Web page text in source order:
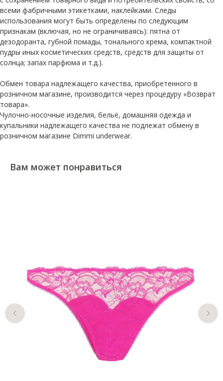
всеми фабричными этикетками, наклейками. Следы
использования могут быть определены по следующим
признакам (включая, но не ограничиваясь): пятна от
дезодоранта, губной помады, тонального крема, компактной
пудры иных косметических средств, средств для защиты от
солнца; запах парфюма и т.д.).
Обмен товара надлежащего качества, приобретенного в
розничном магазине, производится через процедуру «Возврат
товара».
Чулочно-носочные изделия, бельё, домашняя одежда и
купальники надлежащего качества не подлежат обмену в
розничном магазине Dimmi underwear.
Вам может понравиться